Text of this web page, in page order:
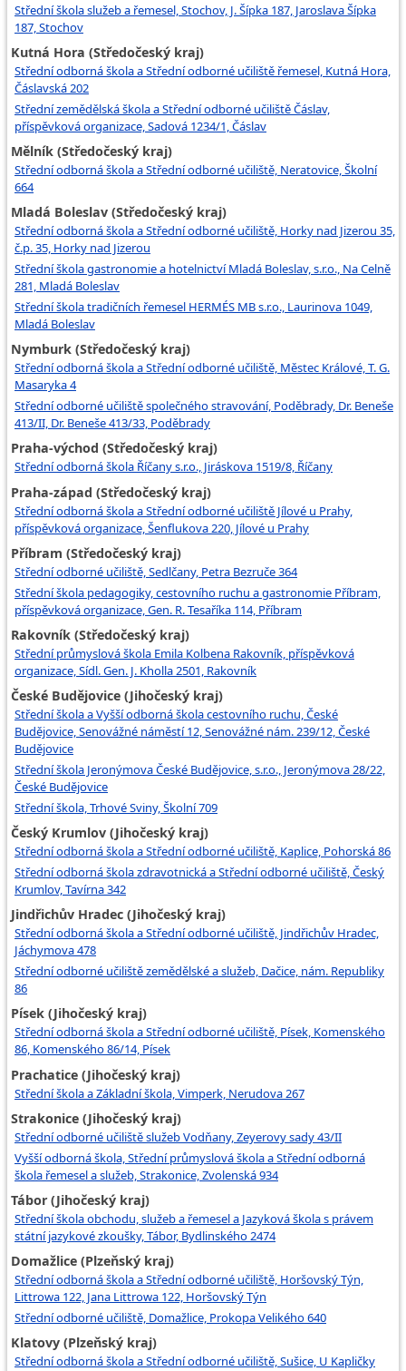
Střední škola služeb a řemesel, Stochov, J. Šípka 187, Jaroslava Šípka
187, Stochov
Kutná Hora (Středočeský kraj)
Střední odborná škola a Střední odborné učiliště řemesel, Kutná Hora,
Čáslavská 202
Střední zemědělská škola a Střední odborné učiliště Čáslav,
příspěvková organizace, Sadová 1234/1, Čáslav
Mělník (Středočeský kraj)
Střední odborná škola a Střední odborné učiliště, Neratovice, Školní
664
Mladá Boleslav (Středočeský kraj)
Střední odborná škola a Střední odborné učiliště, Horky nad Jizerou 35,
č.p. 35, Horky nad Jizerou
Střední škola gastronomie a hotelnictví Mladá Boleslav, s.r.o., Na Celně
281, Mladá Boleslav
Střední škola tradičních řemesel HERMÉS MB s.r.o., Laurinova 1049,
Mladá Boleslav
Nymburk (Středočeský kraj)
Střední odborná škola a Střední odborné učiliště, Městec Králové, T. G.
Masaryka 4
Střední odborné učiliště společného stravování, Poděbrady, Dr. Beneše
413/II, Dr. Beneše 413/33, Poděbrady
Praha-východ (Středočeský kraj)
Střední odborná škola Říčany s.r.o., Jiráskova 1519/8, Říčany
Praha-západ (Středočeský kraj)
Střední odborná škola a Střední odborné učiliště Jílové u Prahy,
příspěvková organizace, Šenflukova 220, Jílové u Prahy
Příbram (Středočeský kraj)
Střední odborné učiliště, Sedlčany, Petra Bezruče 364
Střední škola pedagogiky, cestovního ruchu a gastronomie Příbram,
příspěvková organizace, Gen. R. Tesaříka 114, Příbram
Rakovník (Středočeský kraj)
Střední průmyslová škola Emila Kolbena Rakovník, příspěvková
organizace, Sídl. Gen. J. Kholla 2501, Rakovník
České Budějovice (Jihočeský kraj)
Střední škola a Vyšší odborná škola cestovního ruchu, České
Budějovice, Senovážné náměstí 12, Senovážné nám. 239/12, České
Budějovice
Střední škola Jeronýmova České Budějovice, s.r.o., Jeronýmova 28/22,
České Budějovice
Střední škola, Trhové Sviny, Školní 709
Český Krumlov (Jihočeský kraj)
Střední odborná škola a Střední odborné učiliště, Kaplice, Pohorská 86
Střední odborná škola zdravotnická a Střední odborné učiliště, Český
Krumlov, Tavírna 342
Jindřichův Hradec (Jihočeský kraj)
Střední odborná škola a Střední odborné učiliště, Jindřichův Hradec,
Jáchymova 478
Střední odborné učiliště zemědělské a služeb, Dačice, nám. Republiky
86
Písek (Jihočeský kraj)
Střední odborná škola a Střední odborné učiliště, Písek, Komenského
86, Komenského 86/14, Písek
Prachatice (Jihočeský kraj)
Střední škola a Základní škola, Vimperk, Nerudova 267
Strakonice (Jihočeský kraj)
Střední odborné učiliště služeb Vodňany, Zeyerovy sady 43/II
Vyšší odborná škola, Střední průmyslová škola a Střední odborná
škola řemesel a služeb, Strakonice, Zvolenská 934
Tábor (Jihočeský kraj)
Střední škola obchodu, služeb a řemesel a Jazyková škola s právem
státní jazykové zkoušky, Tábor, Bydlinského 2474
Domažlice (Plzeňský kraj)
Střední odborná škola a Střední odborné učiliště, Horšovský Týn,
Littrowa 122, Jana Littrowa 122, Horšovský Týn
Střední odborné učiliště, Domažlice, Prokopa Velikého 640
Klatovy (Plzeňský kraj)
Střední odborná škola a Střední odborné učiliště, Sušice, U Kapličky